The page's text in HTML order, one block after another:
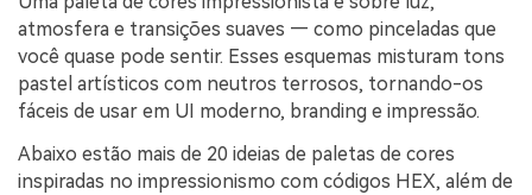
atmosfera e transições suaves — como pinceladas que
você quase pode sentir. Esses esquemas misturam tons
pastel artísticos com neutros terrosos, tornando-os
fáceis de usar em UI moderno, branding e impressão.
Abaixo estão mais de 20 ideias de paletas de cores
inspiradas no impressionismo com códigos HEX, além de